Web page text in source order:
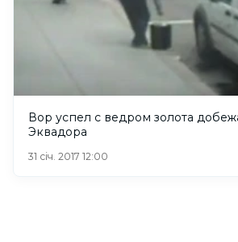
Вор успел с ведром золота
Эквадора
31 січ. 2017 12:00